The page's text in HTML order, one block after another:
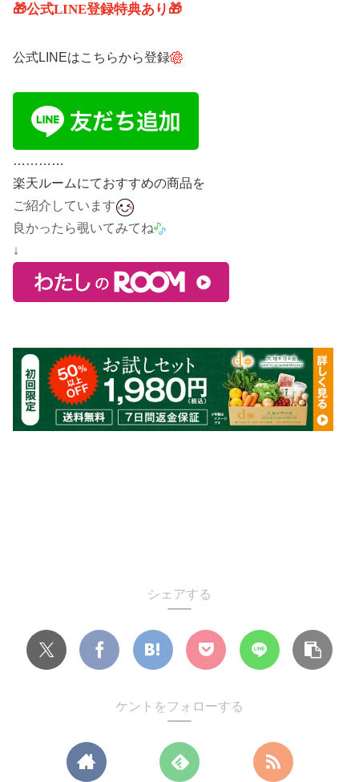
🎁公式LINE登録特典あり🎁
公式LINEはこちらから登録
…………
楽天ルームにておすすめの商品を
ご紹介しています
良かったら覗いてみてね
↓
シェアする
ケントをフォローする